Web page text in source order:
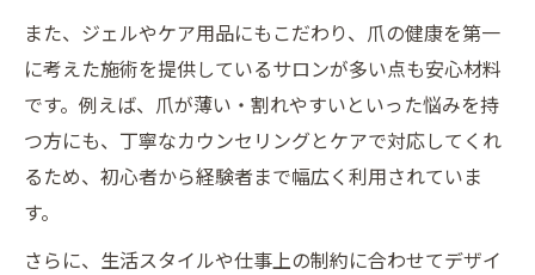
また、ジェルやケア用品にもこだわり、爪の健康を第一
に考えた施術を提供しているサロンが多い点も安心材料
です。例えば、爪が薄い・割れやすいといった悩みを持
つ方にも、丁寧なカウンセリングとケアで対応してくれ
るため、初心者から経験者まで幅広く利用されていま
す。
さらに、生活スタイルや仕事上の制約に合わせてデザイ